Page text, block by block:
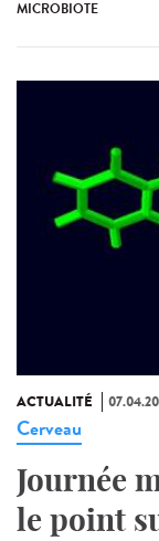
MICROBIOTE
ACTUALITÉ
Cerveau
Journée
le point